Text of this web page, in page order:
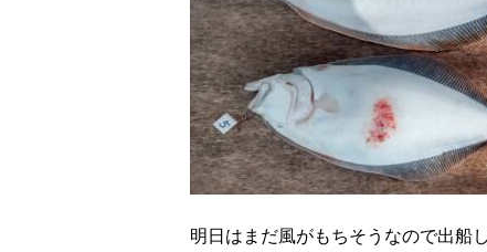
明日はまだ風がもちそうなので出船